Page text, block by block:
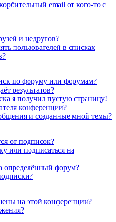
email от кого-то с
и недругов?
пользователей в списках
по форуму или форумам?
результатов?
я получил пустую страницу!
конференции?
и созданные мной темы?
от подписок?
или подписаться на
определённый форум?
на этой конференции?